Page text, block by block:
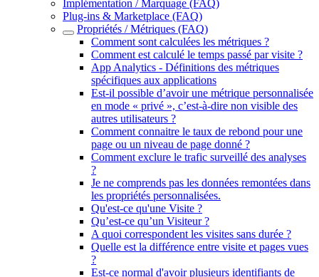
Implémentation / Marquage (FAQ)
Plug-ins & Marketplace (FAQ)
Propriétés / Métriques (FAQ)
Comment sont calculées les métriques ?
Comment est calculé le temps passé par visite ?
App Analytics - Définitions des métriques
spécifiques aux applications
Est-il possible d’avoir une métrique personnalisée
en mode « privé », c’est-à-dire non visible des
autres utilisateurs ?
Comment connaitre le taux de rebond pour une
page ou un niveau de page donné ?
Comment exclure le trafic surveillé des analyses
?
Je ne comprends pas les données remontées dans
les propriétés personnalisées.
Qu'est-ce qu'une Visite ?
Qu’est-ce qu’un Visiteur ?
A quoi correspondent les visites sans durée ?
Quelle est la différence entre visite et pages vues
?
Est-ce normal d'avoir plusieurs identifiants de